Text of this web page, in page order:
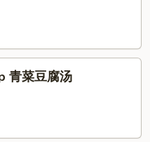
青菜豆腐汤